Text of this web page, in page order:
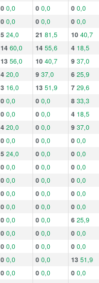
0 0,0 0 0,0 0 0,0
0 0,0 0 0,0 0 0,0
5 24,0 21 81,5 10 40,7
14 60,0 14 55,6 4 18,5
13 56,0 10 40,7 9 37,0
4 20,0 9 37,0 6 25,9
3 16,0 13 51,9 7 29,6
0 0,0 0 0,0 8 33,3
0 0,0 0 0,0 4 18,5
4 20,0 0 0,0 9 37,0
0 0,0 0 0,0 0 0,0
5 24,0 0 0,0 0 0,0
0 0,0 0 0,0 0 0,0
0 0,0 0 0,0 0 0,0
0 0,0 0 0,0 0 0,0
0 0,0 0 0,0 0 0,0
0 0,0 0 0,0 6 25,9
0 0,0 0 0,0 0 0,0
0 0,0 0 0,0 0 0,0
0 0,0 0 0,0 13 51,9
0 0,0 0 0,0 0 0,0